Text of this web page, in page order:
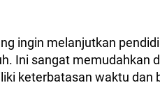
ingin melanjutkan
Ini sangat memudahkan
keterbatasan waktu dan